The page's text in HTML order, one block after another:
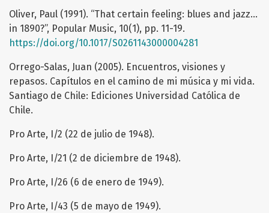
Oliver, Paul (1991). “That certain feeling: blues and jazz…
in 1890?”, Popular Music, 10(1), pp. 11-19.
https://doi.org/10.1017/S0261143000004281
Orrego-Salas, Juan (2005). Encuentros, visiones y
repasos. Capítulos en el camino de mi música y mi vida.
Santiago de Chile: Ediciones Universidad Católica de
Chile.
Pro Arte, I/2 (22 de julio de 1948).
Pro Arte, I/21 (2 de diciembre de 1948).
Pro Arte, I/26 (6 de enero de 1949).
Pro Arte, I/43 (5 de mayo de 1949).